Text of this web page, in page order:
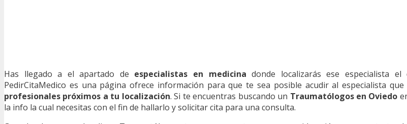
Has llegado a el apartado de especialistas en medicina donde localizarás ese especialista
PedirCitaMedico es una página ofrece información para que te sea posible acudir al especialista que
profesionales próximos a tu localización. Si te encuentras buscando un Traumatólogos en Oviedo
la info la cual necesitas con el fin de hallarlo y solicitar cita para una consulta.